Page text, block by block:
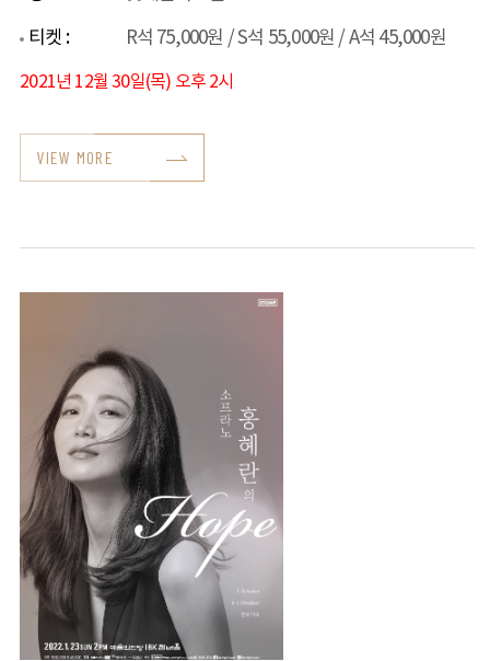
티켓 :
R석 75,000원 / S석 55,000원 / A석 45,000원
2021년 12월 30일(목) 오후 2시
VIEW MORE